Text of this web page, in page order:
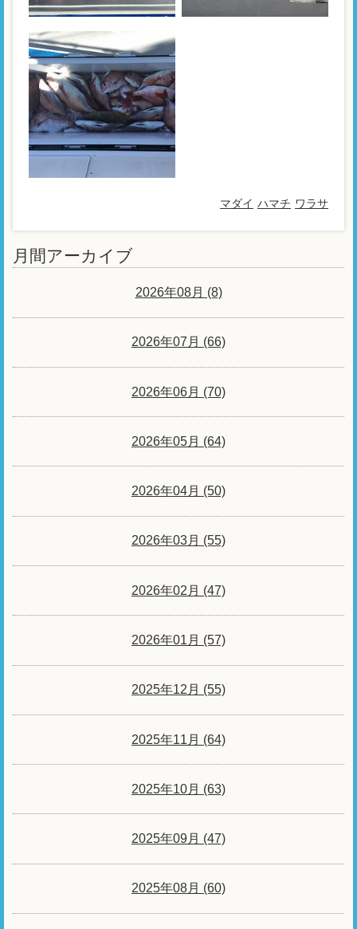
マダイ ハマチ ワラサ
月間アーカイブ
2026年08月 (8)
2026年07月 (66)
2026年06月 (70)
2026年05月 (64)
2026年04月 (50)
2026年03月 (55)
2026年02月 (47)
2026年01月 (57)
2025年12月 (55)
2025年11月 (64)
2025年10月 (63)
2025年09月 (47)
2025年08月 (60)